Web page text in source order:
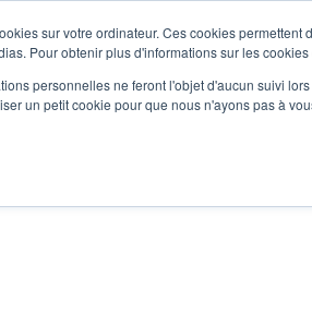
sur votre ordinateur. Ces cookies
Pour obtenir plus d'informations sur les
personnelles ne feront l'objet d'aucun suivi
un petit cookie pour que nous n'ayons pas à
Le podcast